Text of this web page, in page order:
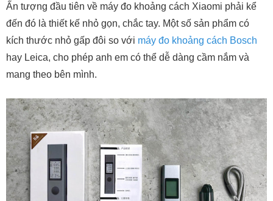
Ấn tượng đầu tiên về máy đo khoảng cách Xiaomi phải kể
đến đó là thiết kế nhỏ gọn, chắc tay. Một số sản phẩm có
kích thước nhỏ gấp đôi so với máy đo khoảng cách Bosch
hay Leica, cho phép anh em có thể dễ dàng cầm nắm và
mang theo bên mình.